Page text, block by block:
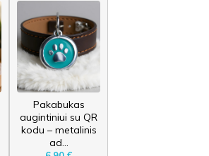
Pakabukas
augintiniui su QR
kodu – metalinis
ad...